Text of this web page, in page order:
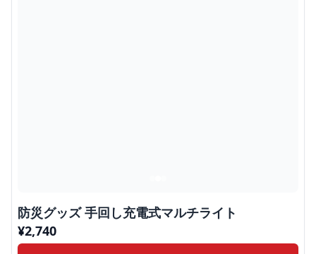
防災グッズ 手回し充電式マルチライト
¥2,740